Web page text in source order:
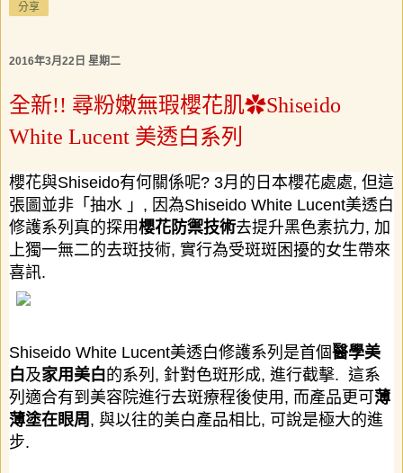
分享
2016年3月22日 星期二
全新!! 尋粉嫩無瑕櫻花肌✿Shiseido
White Lucent 美透白系列
櫻花與Shiseido有何關係呢? 3月的日本櫻花處處, 但這
張圖並非「抽水 」 , 因為Shiseido White Lucent美透白
修護系列真的探用櫻花防禦技術去提升黑色素抗力, 加
上獨一無二的去斑技術, 實行為受斑斑困擾的女生帶來
喜訊.
Shiseido White Lucent美透白修護系列是首個醫學美
白 及家用美白 的系列 , 針對色斑形成, 進行截擊. 這系
列適合有到美容院進行去斑療程後使用 , 而產品更可 薄
薄塗在眼周 , 與以往的美白產品相比, 可說是極大的進
步.